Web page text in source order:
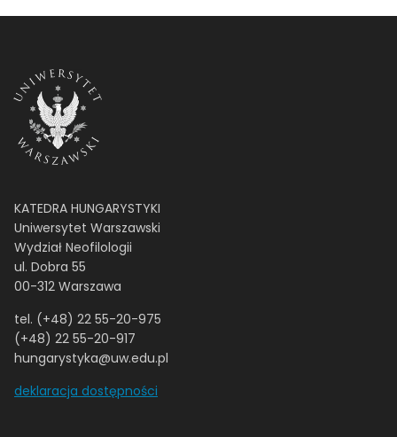
KATEDRA HUNGARYSTYKI
Uniwersytet Warszawski
Wydział Neofilologii
ul. Dobra 55
00-312 Warszawa
tel. (+48) 22 55-20-975
(+48) 22 55-20-917
hungarystyka@uw.edu.pl
deklaracja dostępności